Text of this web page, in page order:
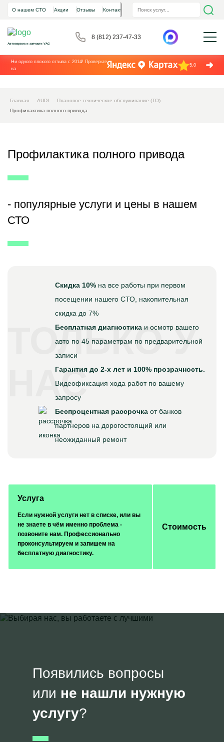
О нашем СТО Акции Отзывы Контакты
Автосервис и запчасти VAG
8 (812) 237-47-33
Ни одного плохого отзыва с 2014! Проверьте
на
5.0
Главная AUDI
Плановое техническое обслуживание (ТО)
Профилактика полного привода
Профилактика полного привода
- популярные услуги и цены в нашем
СТО
Скидка 10% на все работы при первом
посещении нашего СТО, накопительная
скидка до 7%
Бесплатная диагностика и осмотр вашего
авто по 45 параметрам по предварительной
записи
Гарантия до 2-х лет и 100% прозрачность.
Видеофиксация хода работ по вашему
запросу
Беспроцентная рассрочка от банков
партнеров на дорогостоящий или
неожиданный ремонт
ТОЛЬКО У
НАС
Услуга
Если нужной услуги нет в списке, или вы
не знаете в чём именно проблема -
позвоните нам. Профессионально
проконсультируем и запишем на
бесплатную диагностику.
Стоимость
Появились вопросы
или не нашли нужную
услугу?